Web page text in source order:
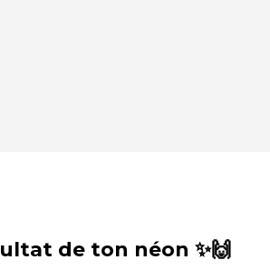
de ton néon ✨🙌